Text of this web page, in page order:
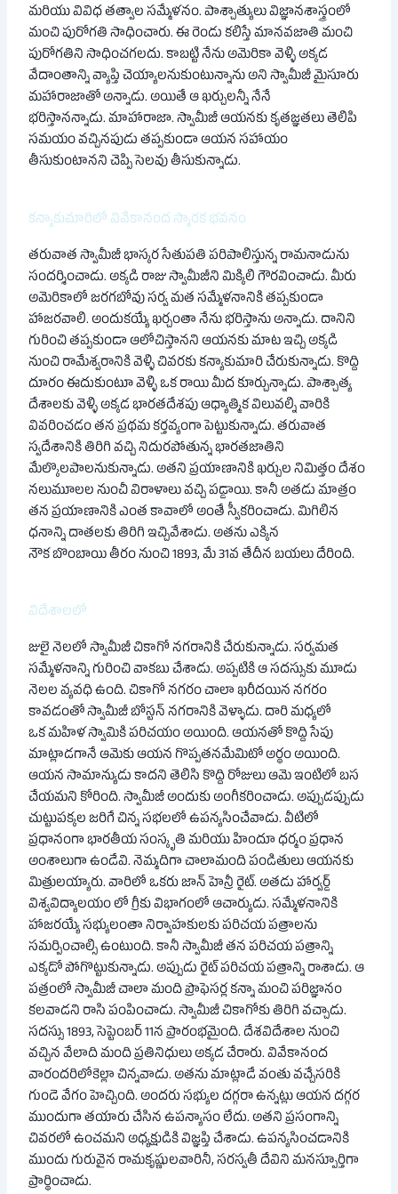
మరియు వివిధ తత్వాల సమ్మేళనం. పాశ్చాత్యులు విజ్ఞానశాస్త్రంలో
మంచి పురోగతి సాధించారు. ఈ రెండు కలిస్తే మానవజాతి మంచి
పురోగతిని సాధించగలదు. కాబట్టి నేను అమెరికా వెళ్ళి అక్కడ
వేదాంతాన్ని వ్యాప్తి చెయ్యాలనుకుంటున్నాను అని స్వామీజీ మైసూరు
మహారాజాతో అన్నాడు. అయితే ఆ ఖర్చులన్నీ నేనే
భరిస్తానన్నాడు. మాహారాజా. స్వామీజీ ఆయనకు కృతజ్ఞతలు తెలిపి
సమయం వచ్చినపుడు తప్పకుండా ఆయన సహాయం
తీసుకుంటానని చెప్పి సెలవు తీసుకున్నాడు.
కన్యాకుమారిలో వివేకానంద స్మారక భవనం
తరువాత స్వామీజీ భాస్కర సేతుపతి పరిపాలిస్తున్న రామనాడును
సందర్శించాడు. అక్కడి రాజు స్వామీజీని మిక్కిలి గౌరవించాడు. మీరు
అమెరికాలో జరగబోవు సర్వ మత సమ్మేళనానికి తప్పకుండా
హాజరవాలి. అందుకయ్యే ఖర్చంతా నేను భరిస్తాను అన్నాడు. దానిని
గురించి తప్పకుండా ఆలోచిస్తానని ఆయనకు మాట ఇచ్చి అక్కడి
నుంచి రామేశ్వరానికి వెళ్ళి చివరకు కన్యాకుమారి చేరుకున్నాడు. కొద్ది
దూరం ఈదుకుంటూ వెళ్ళి ఒక రాయి మీద కూర్చున్నాడు. పాశ్చాత్య
దేశాలకు వెళ్ళి అక్కడ భారతదేశపు ఆధ్యాత్మిక విలువల్ని వారికి
వివరించడం తన ప్రథమ కర్తవ్యంగా పెట్టుకున్నాడు. తరువాత
స్వదేశానికి తిరిగి వచ్చి నిదురపోతున్న భారతజాతిని
మేల్కొలపాలనుకున్నాడు. అతని ప్రయాణానికి ఖర్చుల నిమిత్తం దేశం
నలుమూలల నుంచీ విరాళాలు వచ్చి పడ్డాయి. కానీ అతడు మాత్రం
తన ప్రయాణానికి ఎంత కావాలో అంతే స్వీకరించాడు. మిగిలిన
ధనాన్ని దాతలకు తిరిగి ఇచ్చివేశాడు. అతను ఎక్కిన
నౌక బొంబాయి తీరం నుంచి 1893, మే 31వ తేదీన బయలు దేరింది.
విదేశాలలో
జులై నెలలో స్వామీజీ చికాగో నగరానికి చేరుకున్నాడు. సర్వమత
సమ్మేళనాన్ని గురించి వాకబు చేశాడు. అప్పటికి ఆ సదస్సుకు మూడు
నెలల వ్యవధి ఉంది. చికాగో నగరం చాలా ఖరీదయిన నగరం
కావడంతో స్వామీజీ బోస్టన్ నగరానికి వెళ్ళాడు. దారి మధ్యలో
ఒక మహిళ స్వామికి పరిచయం అయింది. ఆయనతో కొద్ది సేపు
మాట్లాడగానే ఆమెకు ఆయన గొప్పతనమేమిటో అర్థం అయింది.
ఆయన సామాన్యుడు కాదని తెలిసి కొద్ది రోజులు ఆమె ఇంటిలో బస
చేయమని కోరింది. స్వామీజీ అందుకు అంగీకరించాడు. అప్పుడప్పుడు
చుట్టుపక్కల జరిగే చిన్న సభలలో ఉపన్యసించేవాడు. వీటిలో
ప్రధానంగా భారతీయ సంస్కృతి మరియు హిందూ ధర్మం ప్రధాన
అంశాలుగా ఉండేవి. నెమ్మదిగా చాలామంది పండితులు ఆయనకు
మిత్రులయ్యారు. వారిలో ఒకరు జాన్ హెన్రీ రైట్. అతడు హార్వర్డ్
విశ్వవిద్యాలయం లో గ్రీకు విభాగంలో ఆచార్యుడు. సమ్మేళనానికి
హాజరయ్యే సభ్యులంతా నిర్వాహకులకు పరిచయ పత్రాలను
సమర్పించాల్సి ఉంటుంది. కానీ స్వామీజీ తన పరిచయ పత్రాన్ని
ఎక్కడో పోగొట్టుకున్నాడు. అప్పుడు రైట్ పరిచయ పత్రాన్ని రాశాడు. ఆ
పత్రంలో స్వామీజీ చాలా మంది ప్రొఫెసర్ల కన్నా మంచి పరిజ్ఞానం
కలవాడని రాసి పంపించాడు. స్వామీజీ చికాగోకు తిరిగి వచ్చాడు.
సదస్సు 1893, సెప్టెంబర్ 11న ప్రారంభమైంది. దేశవిదేశాల నుంచి
వచ్చిన వేలాది మంది ప్రతినిధులు అక్కడ చేరారు. వివేకానంద
వారందరిలోకెల్లా చిన్నవాడు. అతను మాట్లాడే వంతు వచ్చేసరికి
గుండె వేగం హెచ్చింది. అందరు సభ్యుల దగ్గరా ఉన్నట్లు ఆయన దగ్గర
ముందుగా తయారు చేసిన ఉపన్యాసం లేదు. అతని ప్రసంగాన్ని
చివరలో ఉంచమని అధ్యక్షుడికి విజ్ఞప్తి చేశాడు. ఉపన్యసించడానికి
ముందు గురువైన రామకృష్ణులవారినీ, సరస్వతీ దేవిని మనస్పూర్తిగా
ప్రార్థించాడు.